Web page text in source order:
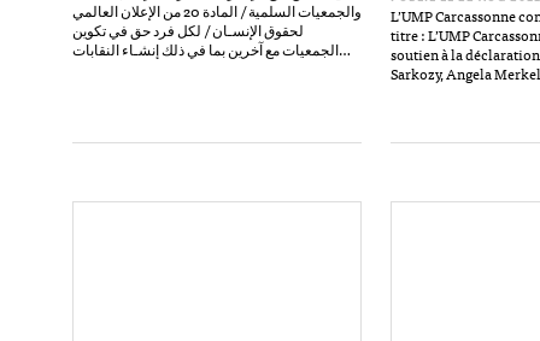
والجمعيات السلمية / المادة 20 من الإعلان العالمي
لحقوق الإنسـان / لكل فرد حق في تكوين
الجمعيات مع آخرين بما في ذلك إنشـاء النقابات
L’UMP Carcassonne
titre : L’UMP
soutien à la
Sarkozy, Angela